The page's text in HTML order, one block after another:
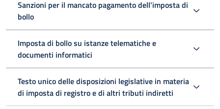
Sanzioni per il mancato pagamento dell’imposta di
bollo
Imposta di bollo su istanze telematiche e
documenti informatici
Testo unico delle disposizioni legislative in materia
di imposta di registro e di altri tributi indiretti